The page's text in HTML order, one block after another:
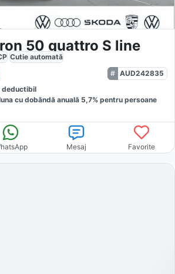
50 quattro S line
Cutie automată
AUD242835
deductibil
cu dobăndă anuală 5,7% pentru persoane
Mesaj Favorite